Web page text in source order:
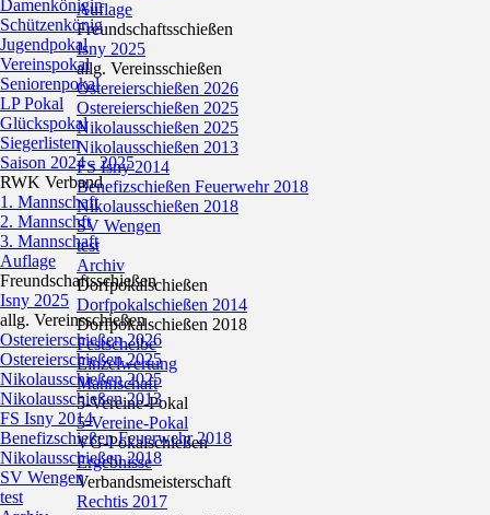
Auflage
Freundschaftsschießen
Isny 2025
allg. Vereinsschießen
Ostereierschießen 2026
Ostereierschießen 2025
Nikolausschießen 2025
Nikolausschießen 2013
FS Isny 2014
Benefizschießen Feuerwehr 2018
Nikolausschießen 2018
SV Wengen
test
Archiv
Dorfpokalschießen
Dorfpokalschießen 2014
Dorfpokalschießen 2018
Festscheibe
Einzelwertung
Mannschaft
5-Vereine-Pokal
5-Vereine-Pokal
VG-Pokalschießen
Ergebnisse
Verbandsmeisterschaft
Rechtis 2017
Damenkönigin
Schützenkönig
Jugendpokal
Vereinspokal
Seniorenpokal
LP Pokal
Glückspokal
Siegerlisten
Saison 2024 - 2025
RWK Verband
1. Mannschaft
2. Mannschft
3. Mannschaft
Auflage
Freundschaftsschießen
Isny 2025
allg. Vereinsschießen
Ostereierschießen 2026
Ostereierschießen 2025
Nikolausschießen 2025
Nikolausschießen 2013
FS Isny 2014
Benefizschießen Feuerwehr 2018
Nikolausschießen 2018
SV Wengen
test